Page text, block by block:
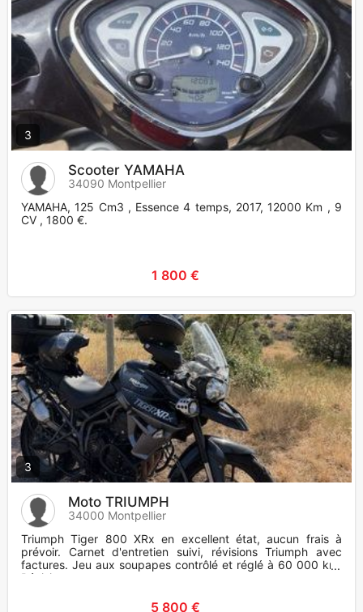
3
Scooter YAMAHA
34090 Montpellier
YAMAHA, 125 Cm3 , Essence 4 temps, 2017, 12000 Km , 9
CV , 1800 €.
1 800 €
3
Moto TRIUMPH
34000 Montpellier
Triumph Tiger 800 XRx en excellent état, aucun frais à
prévoir. Carnet d'entretien suivi, révisions Triumph avec
factures. Jeu aux soupapes contrôlé et réglé à 60 000 km.
Révisio
5 800 €